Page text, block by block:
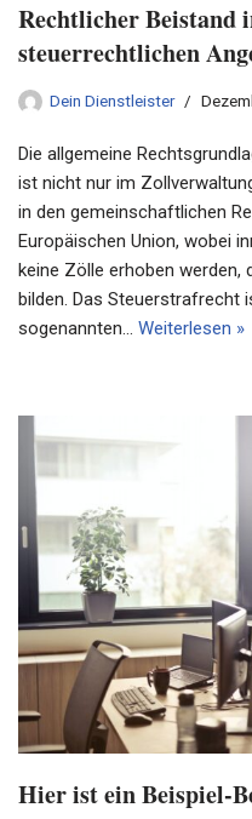
Rechtlicher Beistand
steuerrechtlichen
Dein Dienstleister
Die allgemeine
ist nicht nur im
in den gemeinschaftlichen
Europäischen Union, wobei
keine Zölle erhoben werden,
bilden. Das Steuerstrafrecht
sogenannten… Weiterlesen »
Hier ist ein Beispiel-